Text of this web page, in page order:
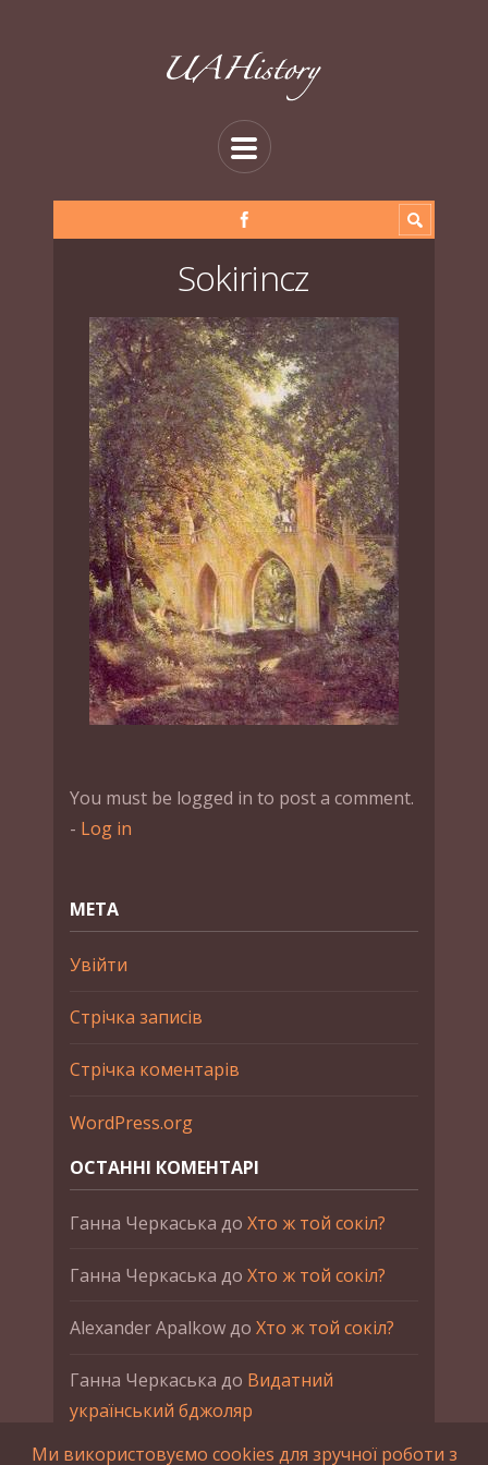
Sokirincz
You must be logged in to post a comment.
- Log in
МЕТА
Увійти
Стрічка записів
Стрічка коментарів
WordPress.org
ОСТАННІ КОМЕНТАРІ
Ганна Черкаська до Хто ж той сокіл?
Ганна Черкаська до Хто ж той сокіл?
Alexander Apalkowдо Хто ж той сокіл?
Ганна Черкаська до Видатний
український бджоляр
Ми використовуємо cookies для зручної роботи з